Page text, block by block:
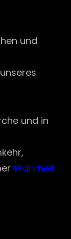
und
und in
Wahrheit